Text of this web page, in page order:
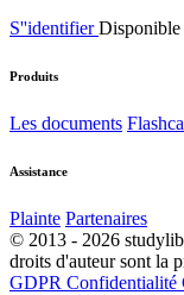
S''identifierDisponible
Produits
Les documents
Assistance
Plainte Partenaires
© 2013 - 2026
droits d'auteur sont la
GDPR Confidentialité